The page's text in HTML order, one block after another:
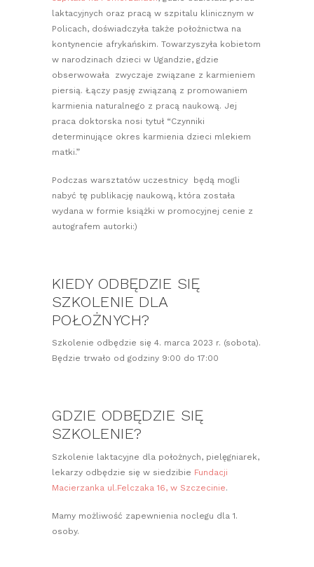
laktacyjnych oraz pracą w szpitalu klinicznym w
Policach, doświadczyła także położnictwa na
kontynencie afrykańskim. Towarzyszyła kobietom
w narodzinach dzieci w Ugandzie, gdzie
obserwowała zwyczaje związane z karmieniem
piersią. Łączy pasję związaną z promowaniem
karmienia naturalnego z pracą naukową. Jej
praca doktorska nosi tytuł “Czynniki
determinujące okres karmienia dzieci mlekiem
matki.”
Podczas warsztatów uczestnicy będą mogli
nabyć tę publikację naukową, która została
wydana w formie książki w promocyjnej cenie z
autografem autorki:)
KIEDY ODBĘDZIE SIĘ
SZKOLENIE DLA
POŁOŻNYCH?
Szkolenie odbędzie się 4. marca 2023 r. (sobota).
Będzie trwało od godziny 9:00 do 17:00
GDZIE ODBĘDZIE SIĘ
SZKOLENIE?
Szkolenie laktacyjne dla położnych, pielęgniarek,
lekarzy odbędzie się w siedzibie Fundacji
Macierzanka ul.Felczaka 16, w Szczecinie.
Mamy możliwość zapewnienia noclegu dla 1.
osoby.